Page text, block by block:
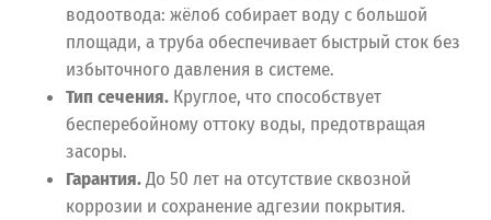
водоотвода: жёлоб собирает воду с большой
площади, а труба обеспечивает быстрый сток без
избыточного давления в системе.
Тип сечения. Круглое, что способствует
бесперебойному оттоку воды, предотвращая
засоры.
Гарантия.До 50 лет на отсутствие сквозной
коррозии и сохранение адгезии покрытия.